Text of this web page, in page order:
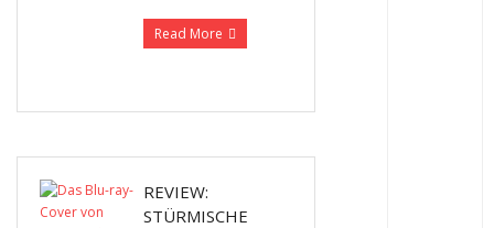
Read More
REVIEW:
STÜRMISCHE